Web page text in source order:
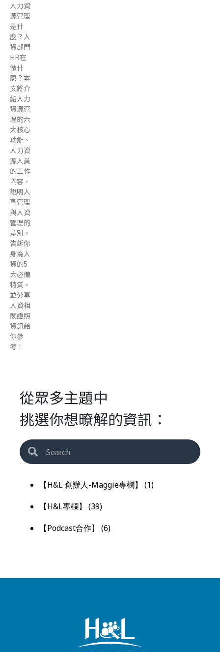
人力資
源管理
是什
麼？人
資部門
HR在
做什
麼？本
文將介
紹人力
資源管
理的六
大核心
功能、
人力資
源人員
的工作
內容，
說明人
事管理
與人資
管理的
差別，
告訴你
身為人
資的5
大必備
特質，
並分享
人資相
關證照
資訊給
你參
考！
從眾多主題中
挑選你想暸解的資訊：
【H&L 創辦人-Maggie專欄】
(1)
【H&L專欄】
(39)
【Podcast合作】
(6)